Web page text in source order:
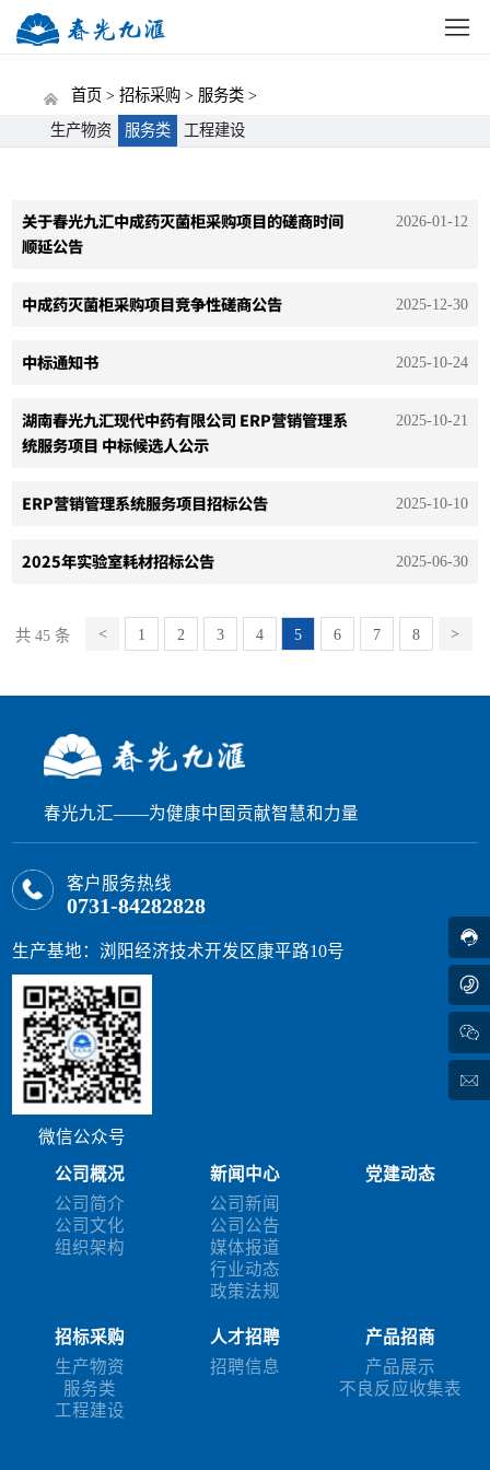
首页 > 招标采购 > 服务类 >
生产物资
服务类 工程建设
关于春光九汇中成药灭菌柜采购项目的磋商时间
顺延公告
2026-01-12
中成药灭菌柜采购项目竞争性磋商公告 2025-12-30
中标通知书 2025-10-24
湖南春光九汇现代中药有限公司 ERP营销管理系
统服务项目 中标候选人公示
2025-10-21
ERP营销管理系统服务项目招标公告 2025-10-10
2025年实验室耗材招标公告 2025-06-30
共 45 条 1 2 3 4 5 6 7 8
春光九汇——为健康中国贡献智慧和力量
客户服务热线
0731-84282828
生产基地：浏阳经济技术开发区康平路10号
微信公众号
公司概况
公司简介
公司文化
组织架构
新闻中心
公司新闻
公司公告
媒体报道
行业动态
政策法规
党建动态
招标采购
生产物资
服务类
工程建设
人才招聘
招聘信息
产品招商
产品展示
不良反应收集表